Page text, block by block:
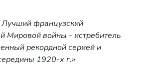
Лучший французский
Мировой войны - истребитель
рекордной серией и
1920-х г.»